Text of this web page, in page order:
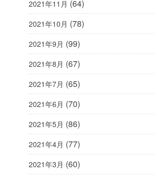
2021年11月 (64)
2021年10月 (78)
2021年9月 (99)
2021年8月 (67)
2021年7月 (65)
2021年6月 (70)
2021年5月 (86)
2021年4月 (77)
2021年3月 (60)